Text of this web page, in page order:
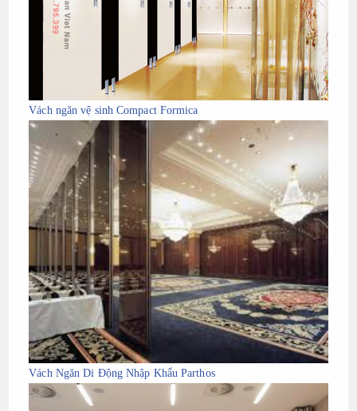
Vách ngăn vệ sinh Compact Formica
Vách Ngăn Di Động Nhập Khẩu Parthos